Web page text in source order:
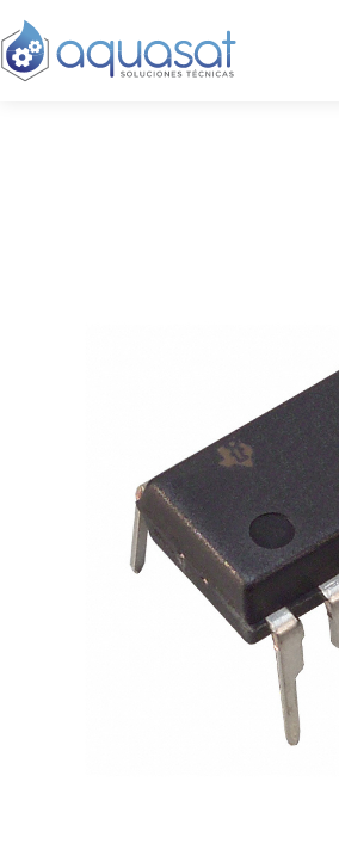
al
contenido